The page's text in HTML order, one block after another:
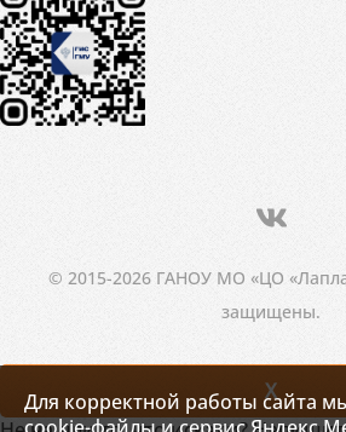
© 2015-2026 ГАНОУ МО «ЦО
защищены.
Для корректной работы сайта
X